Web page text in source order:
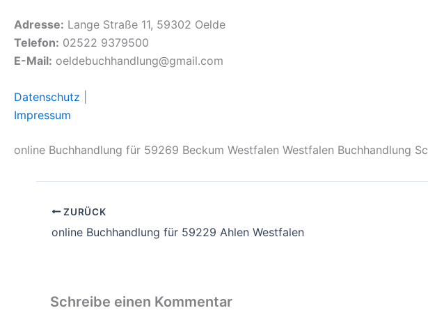
Adresse: Lange Straße 11, 59302 Oelde
Telefon: 02522 9379500
E-Mail: oeldebuchhandlung@gmail.com
Datenschutz
Impressum
online Buchhandlung für 59269 Beckum Westfalen Westfalen Buchhandlung
ZURÜCK
online Buchhandlung für 59229 Ahlen Westfalen
Schreibe einen Kommentar